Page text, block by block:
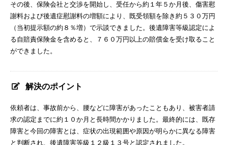
その後、保険会社と交渉を開始し、受任から約１年５か月後、傷害慰
謝料および後遺症慰謝料の増額により、既受領額を除き約５３０万円
（当初提示額の約８％増）で示談できました。後遺障害等級認定によ
る自賠責保険金を含めると、７６０万円以上の賠償金を受け取ること
ができました。
解決のポイント
依頼者は、事故前から、腰などに障害があったこともあり、被害者請
求の認定までに約１０か月と長時間かかりました。最終的には、既存
障害と今回の障害とは、症状の出現範囲や原因が明らかに異なる障害
と判断され、後遺障害等級１２級１３号と認定されました。